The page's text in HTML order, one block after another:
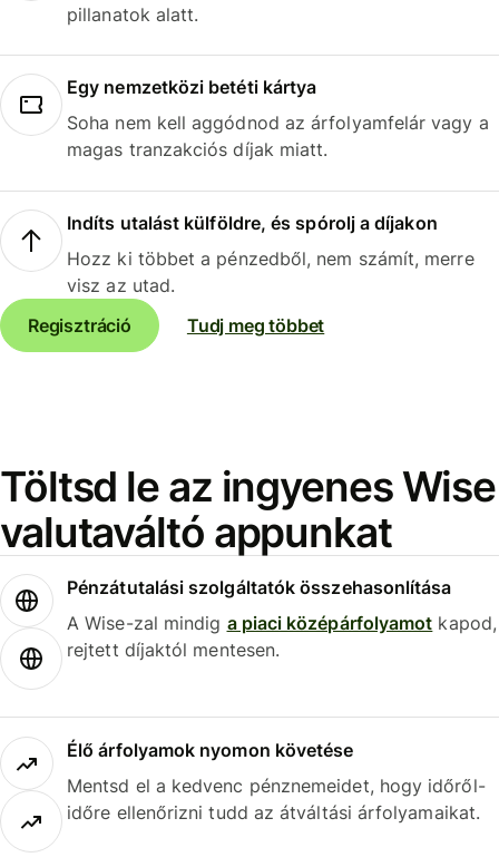
pillanatok alatt.
Egy nemzetközi betéti kártya
Soha nem kell aggódnod az árfolyamfelár vagy a
magas tranzakciós díjak miatt.
Indíts utalást külföldre, és spórolj a díjakon
Hozz ki többet a pénzedből, nem számít, merre
visz az utad.
Regisztráció
Tudj meg többet
Töltsd le az ingyenes Wise
valutaváltó appunkat
Pénzátutalási szolgáltatók összehasonlítása
A Wise-zal mindig a piaci középárfolyamot kapod,
rejtett díjaktól mentesen.
Élő árfolyamok nyomon követése
Mentsd el a kedvenc pénznemeidet, hogy időről-
időre ellenőrizni tudd az átváltási árfolyamaikat.